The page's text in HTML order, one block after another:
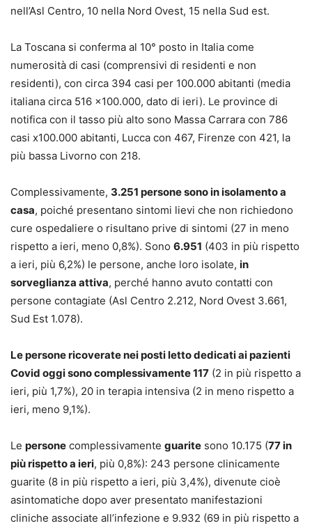
nell’Asl Centro, 10 nella Nord Ovest, 15 nella Sud est.
La Toscana si conferma al 10° posto in Italia come
numerosità di casi (comprensivi di residenti e non
residenti), con circa 394 casi per 100.000 abitanti (media
italiana circa 516 x100.000, dato di ieri). Le province di
notifica con il tasso più alto sono Massa Carrara con 786
casi x100.000 abitanti, Lucca con 467, Firenze con 421, la
più bassa Livorno con 218.
Complessivamente, 3.251 persone sono in isolamento a
casa, poiché presentano sintomi lievi che non richiedono
cure ospedaliere o risultano prive di sintomi (27 in meno
rispetto a ieri, meno 0,8%). Sono 6.951 (403 in più rispetto
a ieri, più 6,2%) le persone, anche loro isolate, in
sorveglianza attiva, perché hanno avuto contatti con
persone contagiate (Asl Centro 2.212, Nord Ovest 3.661,
Sud Est 1.078).
Le persone ricoverate nei posti letto dedicati ai pazienti
Covid oggi sono complessivamente 117 (2 in più rispetto a
ieri, più 1,7%), 20 in terapia intensiva (2 in meno rispetto a
ieri, meno 9,1%).
Le persone complessivamente guarite sono 10.175 (77 in
più rispetto a ieri, più 0,8%): 243 persone clinicamente
guarite (8 in più rispetto a ieri, più 3,4%), divenute cioè
asintomatiche dopo aver presentato manifestazioni
cliniche associate all’infezione e 9.932 (69 in più rispetto a